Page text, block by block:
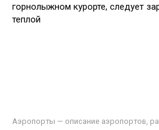
горнолыжном курорте, следует
теплой
Аэропорты — описание аэропортов,